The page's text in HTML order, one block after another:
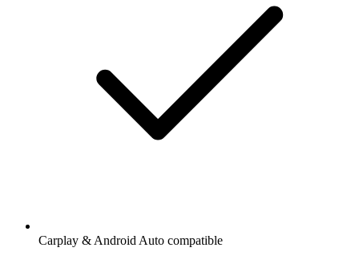
Carplay & Android Auto compatible